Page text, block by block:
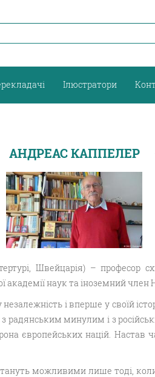
Ілюстратори
АНДРЕАС КАППЕЛЕР
Швейцарія) – професор
академії наук та іноземний член
і вперше у своїй
радянським минулим і з
європейських націй. Настав
можливими лише тоді,